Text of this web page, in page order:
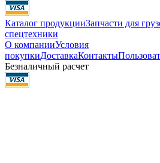
Каталог продукцииЗапчасти для
спецтехники
О компанииУсловия
покупкиДоставкаКонтакты
Безналичный расчет